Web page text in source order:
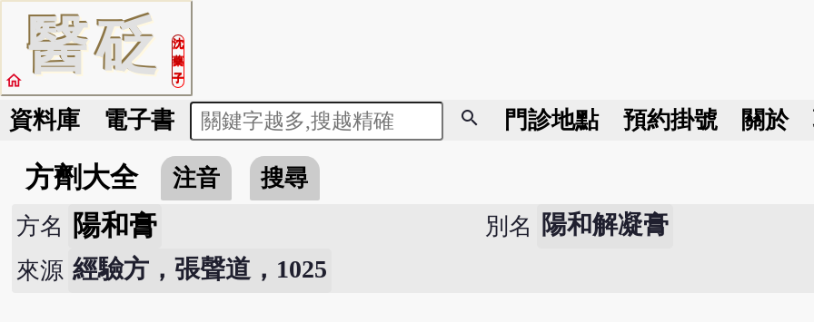
醫砭
沈
藥
子
home
資料庫 電子書 search 門診地點 預約掛號 關於
方劑大全 注音
搜尋
方名
陽和膏 別名 陽和解凝膏
來源 經驗方，張聲道，1025